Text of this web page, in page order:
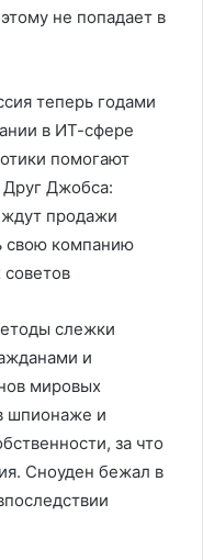
не попадает в
теперь годами
в ИТ-сфере
помогают
Друг Джобса:
ждут продажи
свою компанию
слежки
и
мировых
шпионаже и
за что
Сноуден бежал в